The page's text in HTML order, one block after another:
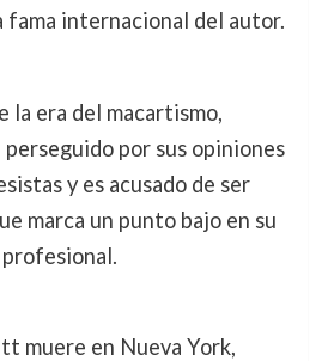
fama internacional del autor.
la era del macartismo,
por sus opiniones
y es acusado de ser
marca un punto bajo en su
muere en Nueva York,